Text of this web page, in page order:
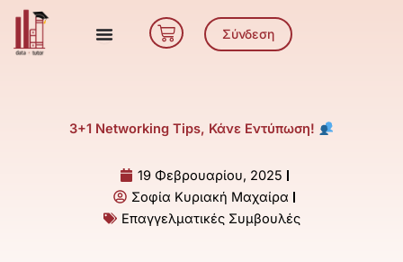
Μετάβαση
περιεχόμενο
Cart Σύνδεση
3+1 Networking Tips, Κάνε Εντύπωση!
19 Φεβρουαρίου, 2025
Σοφία Κυριακή Μαχαίρα
Επαγγελματικές Συμβουλές